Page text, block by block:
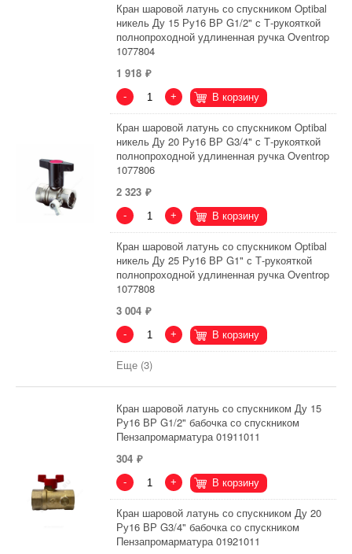
Кран шаровой латунь со спускником Optibal
никель Ду 15 Ру16 ВР G1/2" с Т-рукояткой
полнопроходной удлиненная ручка Oventrop
1077804
1 918
- + В корзину
Кран шаровой латунь со спускником Optibal
никель Ду 20 Ру16 ВР G3/4" с Т-рукояткой
полнопроходной удлиненная ручка Oventrop
1077806
2 323
- + В корзину
Кран шаровой латунь со спускником Optibal
никель Ду 25 Ру16 ВР G1" с Т-рукояткой
полнопроходной удлиненная ручка Oventrop
1077808
3 004
- + В корзину
Еще (3)
Кран шаровой латунь со спускником Ду 15
Ру16 ВР G1/2" бабочка со спускником
Пензапромарматура 01911011
304
- + В корзину
Кран шаровой латунь со спускником Ду 20
Ру16 ВР G3/4" бабочка со спускником
Пензапромарматура 01921011